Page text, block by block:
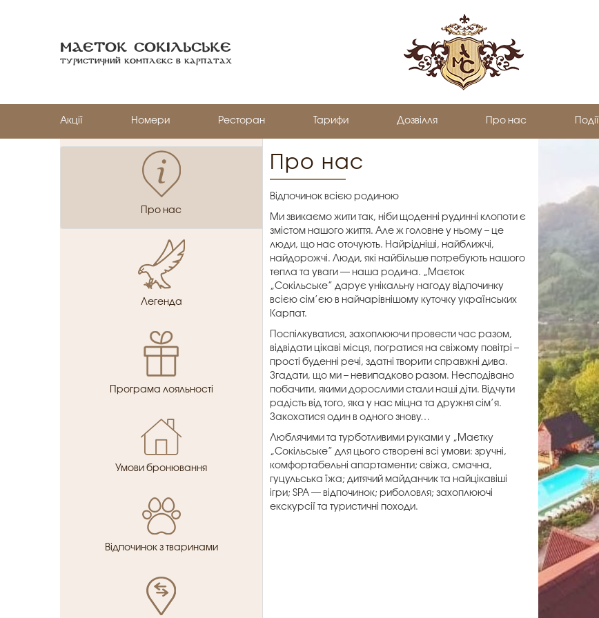
Маеток Сокiльське
Туристичний комплекс в Карпатах
Акції Номери Ресторан Тарифи Дозвілля Про нас Події
Про нас
Легенда
Програма лояльності
Умови бронювання
Відпочинок з тваринами
Про нас
Відпочинок всією родиною
Ми звикаємо жити так, ніби щоденні рудинні клопоти є
змістом нашого життя. Але ж головне у ньому – це
люди, що нас оточують. Найрідніші, найближчі,
найдорожчі. Люди, які найбільше потребують нашого
тепла та уваги — наша родина. „Маєток
„Сокільське” дарує унікальну нагоду відпочинку
всією сім’єю в найчарівнішому куточку українських
Карпат.
Поспілкуватися, захоплюючи провести час разом,
відвідати цікаві місця, погратися на свіжому повітрі –
прості буденні речі, здатні творити справжні дива.
Згадати, що ми – невипадково разом. Несподівано
побачити, якими дорослими стали наші діти. Відчути
радість від того, яка у нас міцна та дружня сім’я.
Закохатися один в одного знову…
Люблячими та турботливими руками у „Маєтку
„Сокільське” для цього створені всі умови: зручні,
комфортабельні апартаменти; свіжа, смачна,
гуцульська їжа; дитячий майданчик та найцікавіші
ігри; SPA — відпочинок; риболовля; захоплюючі
екскурсії та туристичні походи.